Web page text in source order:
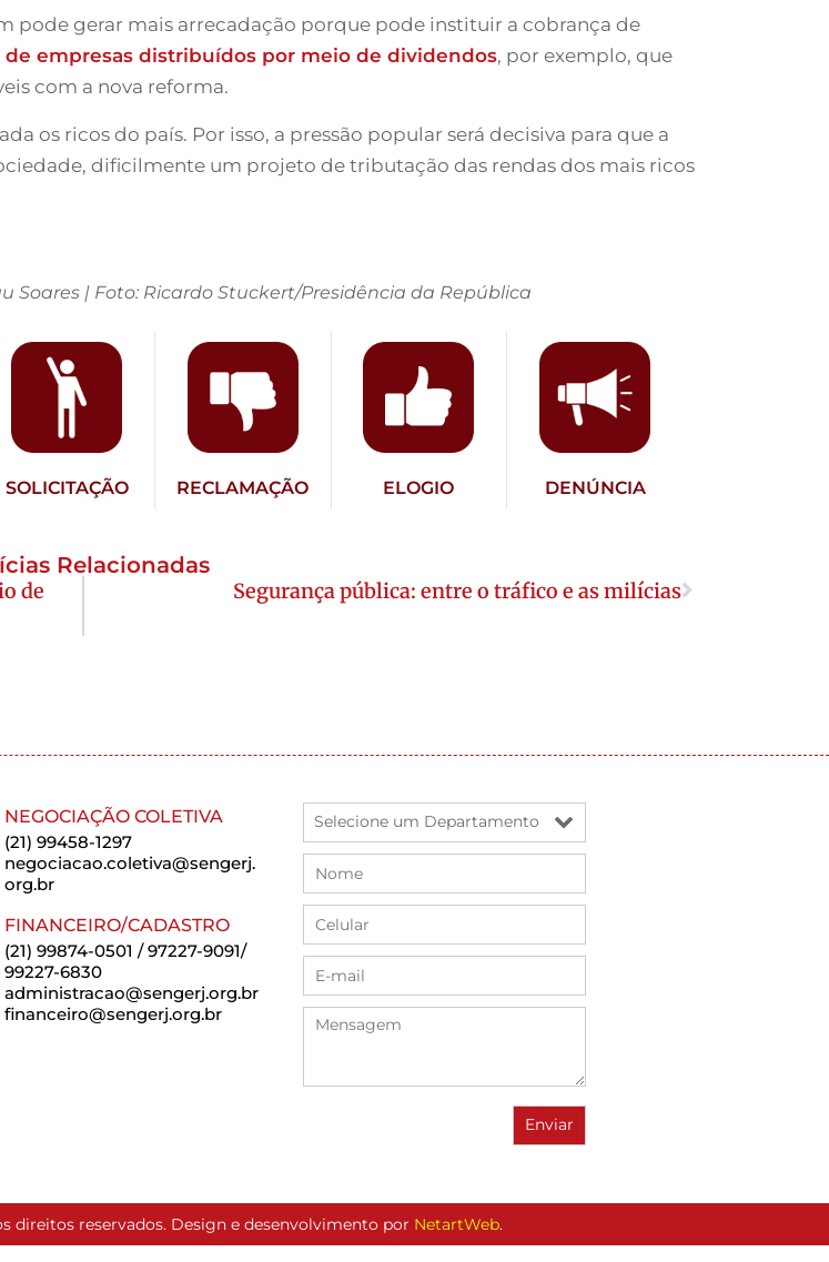
pode gerar mais arrecadação porque pode instituir a cobrança de
de empresas distribuídos por meio de dividendos, por exemplo, que
com a nova reforma.
os ricos do país. Por isso, a pressão popular será decisiva para que a
dificilmente um projeto de tributação das rendas dos mais ricos
Soares | Foto: Ricardo Stuckert/Presidência da República
SOLICITAÇÃO RECLAMAÇÃO ELOGIO DENÚNCIA
Relacionadas
de
Segurança pública: entre o tráfico e as milícias
NEGOCIAÇÃO COLETIVA
(21) 99458-1297
negociacao.coletiva@sengerj.
org.br
FINANCEIRO/CADASTRO
(21) 99874-0501 / 97227-9091/
99227-6830
administracao@sengerj.org.br
financeiro@sengerj.org.br
direitos reservados. Design e desenvolvimento por NetartWeb.